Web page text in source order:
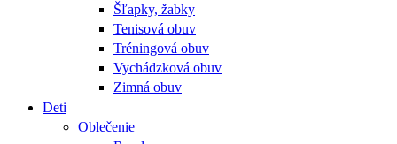
Šľapky, žabky
Tenisová obuv
Tréningová obuv
Vychádzková obuv
Zimná obuv
Deti
Oblečenie